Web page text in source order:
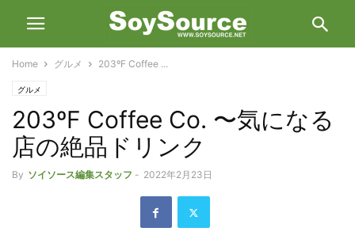
Home グルメ 203ºF Coffee ...
グルメ
203ºF Coffee Co. 〜気になる
店の絶品ドリンク
By ソイソース編集スタッフ - 2022年2月23日